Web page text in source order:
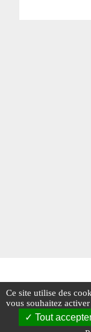
Ce site utilise des
vous souhaitez activer
Tout